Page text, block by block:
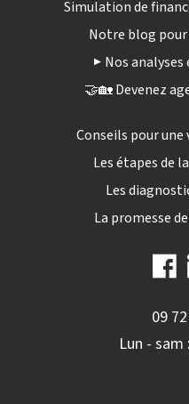
Simulation de
Notre blog
▶️ Nos
🤝🏡 Devenez
Conseils pour
Les étapes de
Les
La promesse
09
Lun - sam